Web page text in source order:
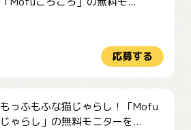
応募する
もっふもふな猫じゃらし！「Mofu
じゃらし」の無料モニターを...